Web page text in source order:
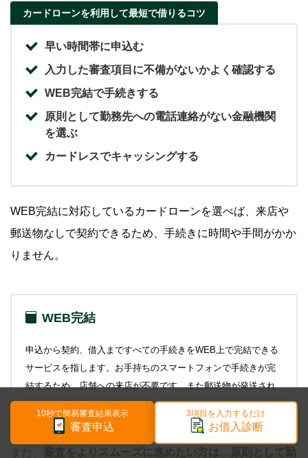
カードローンを利用して最短で借りるコツ
早い時間帯に申込む
入力した審査項目に不備がないかよく確認する
WEB完結で手続きする
原則として勤務先への電話連絡がない金融機関
を選ぶ
カードレスでキャッシングする
WEB完結に対応しているカードローンを選べば、来店や
郵送物なしで契約できるため、手続きに時間や手間がかか
りません。
WEB完結
申込から契約、借入まですべての手続きをWEB上で完結できる
サービスを指します。お手持ちのスマートフォンで手続きが完
結するため、店舗への来店が不要です。また郵送物が発送され
ないというメリットがあります。
また、 審査をよりスムーズに進めたい方は、原則として勤
審査申込
10秒で簡易審査結果表示
お借入診断
3項目を入力するだけ